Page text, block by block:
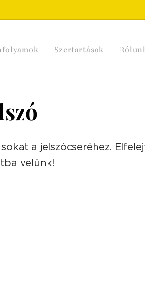
Szertartások
a jelszócseréhez.
velünk!